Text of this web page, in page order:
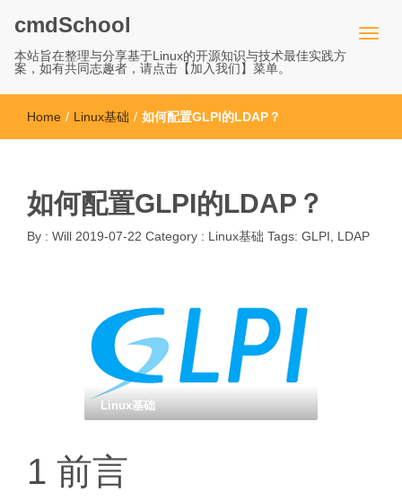
cmdSchool
本站旨在整理与分享基于Linux的开源知识与技术最佳实践方
案，如有共同志趣者，请点击【加入我们】菜单。
Home / Linux基础 / 如何配置GLPI的LDAP？
如何配置GLPI的LDAP？
By : Will 2019-07-22 Category : Linux基础 Tags: GLPI LDAP
Linux基础
1 前言